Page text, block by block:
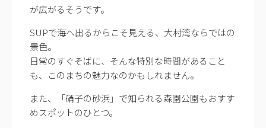
が広がるそうです。
SUPで海へ出るからこそ見える、大村湾ならではの
景色。
日常のすぐそばに、そんな特別な時間があること
も、このまちの魅力なのかもしれません。
また、「硝子の砂浜」で知られる森園公園もおすす
めスポットのひとつ。